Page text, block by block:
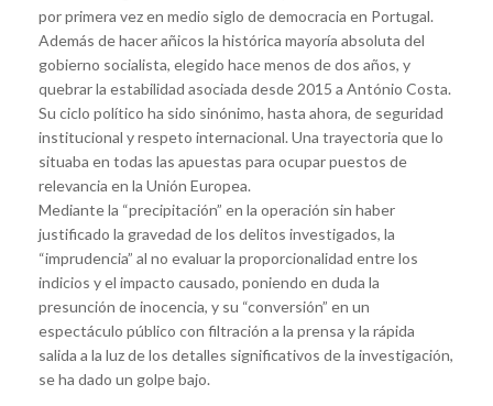
por primera vez en medio siglo de democracia en Portugal.
Además de hacer añicos la histórica mayoría absoluta del
gobierno socialista, elegido hace menos de dos años, y
quebrar la estabilidad asociada desde 2015 a António Costa.
Su ciclo político ha sido sinónimo, hasta ahora, de seguridad
institucional y respeto internacional. Una trayectoria que lo
situaba en todas las apuestas para ocupar puestos de
relevancia en la Unión Europea.
Mediante la “precipitación” en la operación sin haber
justificado la gravedad de los delitos investigados, la
“imprudencia” al no evaluar la proporcionalidad entre los
indicios y el impacto causado, poniendo en duda la
presunción de inocencia, y su “conversión” en un
espectáculo público con filtración a la prensa y la rápida
salida a la luz de los detalles significativos de la investigación,
se ha dado un golpe bajo.